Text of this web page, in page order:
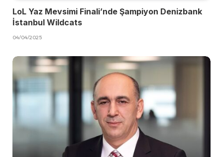
LoL Yaz Mevsimi Finali’nde Şampiyon Denizbank
İstanbul Wildcats
04/04/2025